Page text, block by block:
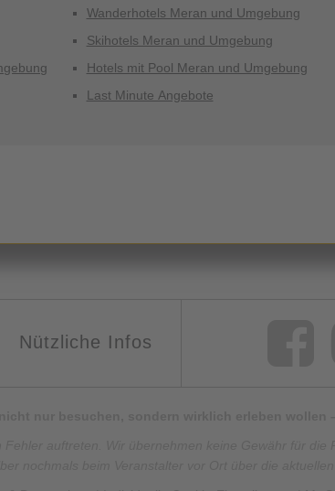
Wanderhotels Meran und Umgebung
Skihotels Meran und Umgebung
Hotels mit Pool Meran und Umgebung
Last Minute Angebote
Nützliche Infos